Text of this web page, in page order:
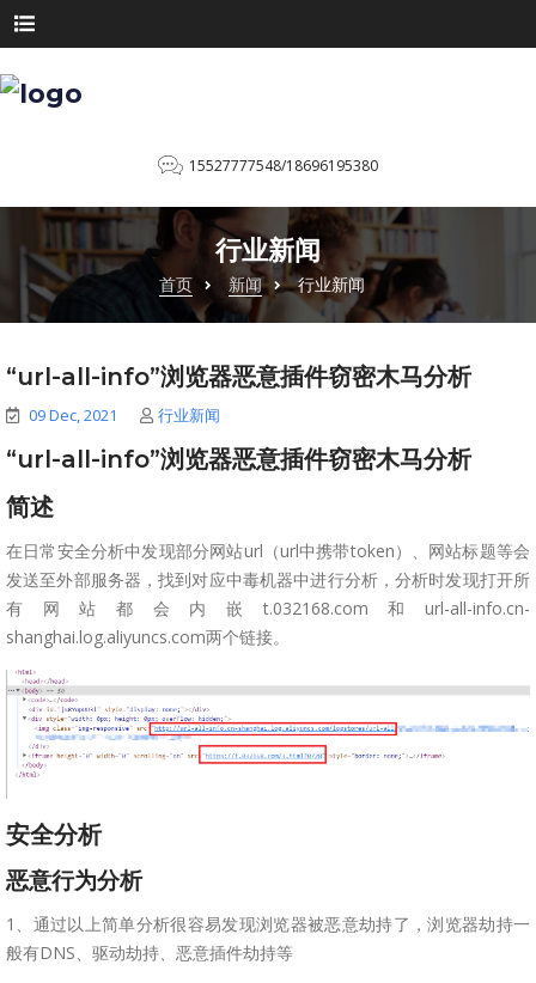
15527777548/18696195380
行业新闻
首页 新闻 行业新闻
“url-all-info”浏览器恶意插件窃密木马分析
09 Dec, 2021 行业新闻
“url-all-info”浏览器恶意插件窃密木马分析
简述
在日常安全分析中发现部分网站url（url中携带token）、网站标题等会
发送至外部服务器，找到对应中毒机器中进行分析，分析时发现打开所
有网站都会内嵌t.032168.com和url-all-info.cn-
shanghai.log.aliyuncs.com两个链接。
安全分析
恶意行为分析
1、通过以上简单分析很容易发现浏览器被恶意劫持了，浏览器劫持一
般有DNS、驱动劫持、恶意插件劫持等